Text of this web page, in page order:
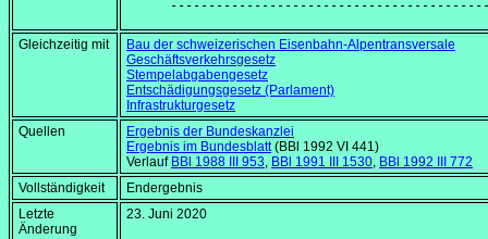
Gleichzeitig mit
Bau der schweizerischen Eisenbahn-Alpentransversale
Geschäftsverkehrsgesetz
Stempelabgabengesetz
Entschädigungsgesetz (Parlament)
Infrastrukturgesetz
Quellen
Ergebnis der Bundeskanzlei
Ergebnis im Bundesblatt(BBl 1992 VI 441)
Verlauf BBl 1988 III 953, BBl 1991 III 1530, BBl 1992 III 772
Vollständigkeit
Endergebnis
Letzte
Änderung
23. Juni 2020